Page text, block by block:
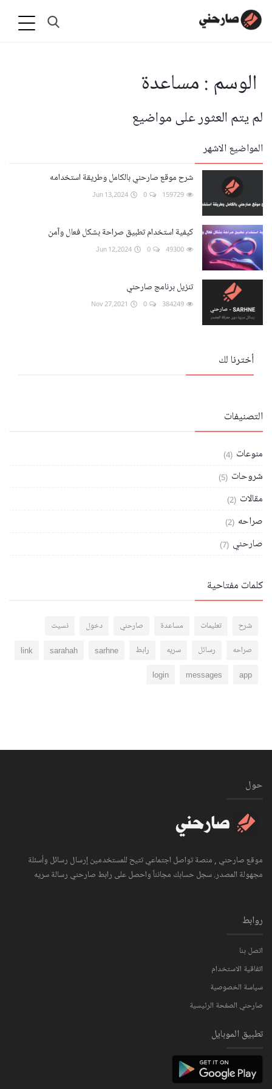
المواضيع الاشهر
شرح موقع صارحني بالكامل وطريقة استخدامه
كيفية استخدام تطبيق صراحة بشكل فعال وآمن
تنزيل برنامج صارحني
أخترنا لك
التصنيفات
منوعات (4)
شروحات (5)
مقالات (2)
صراحه (2)
صارحني (7)
كلمات مفتاحية
شرح تعليمات مساعدة صارحني دخول نسيت
صراحه رسائل سريه رابط sarhne
sarahah
link
app
messages
login
الوسم : مساعدة
لم يتم العثور على مواضيع
روابط
اتصل بنا
اتفاقية الاستخدام
سياسة الخصوصية
صارحني الصفحة الرئيسية
تطبيق الموبايل
حول
موقع صارحني , منصة تواصل اجتماعي تتيح للمستخدمين إرسال رسائل وأسئلة
مجهولة المصدر. سجل حسابك مجانناً واحصل على رابط صارحني رسالة سريه